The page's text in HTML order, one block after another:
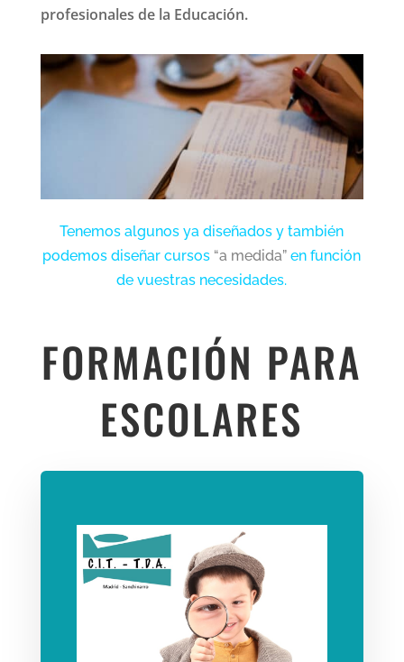
profesionales de la Educación.
Tenemos algunos ya diseñados y también
podemos diseñar cursos “a medida” en función
de vuestras necesidades.
FORMACIÓN PARA
ESCOLARES